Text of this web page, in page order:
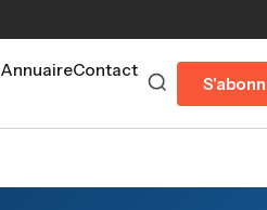
AnnuaireContact